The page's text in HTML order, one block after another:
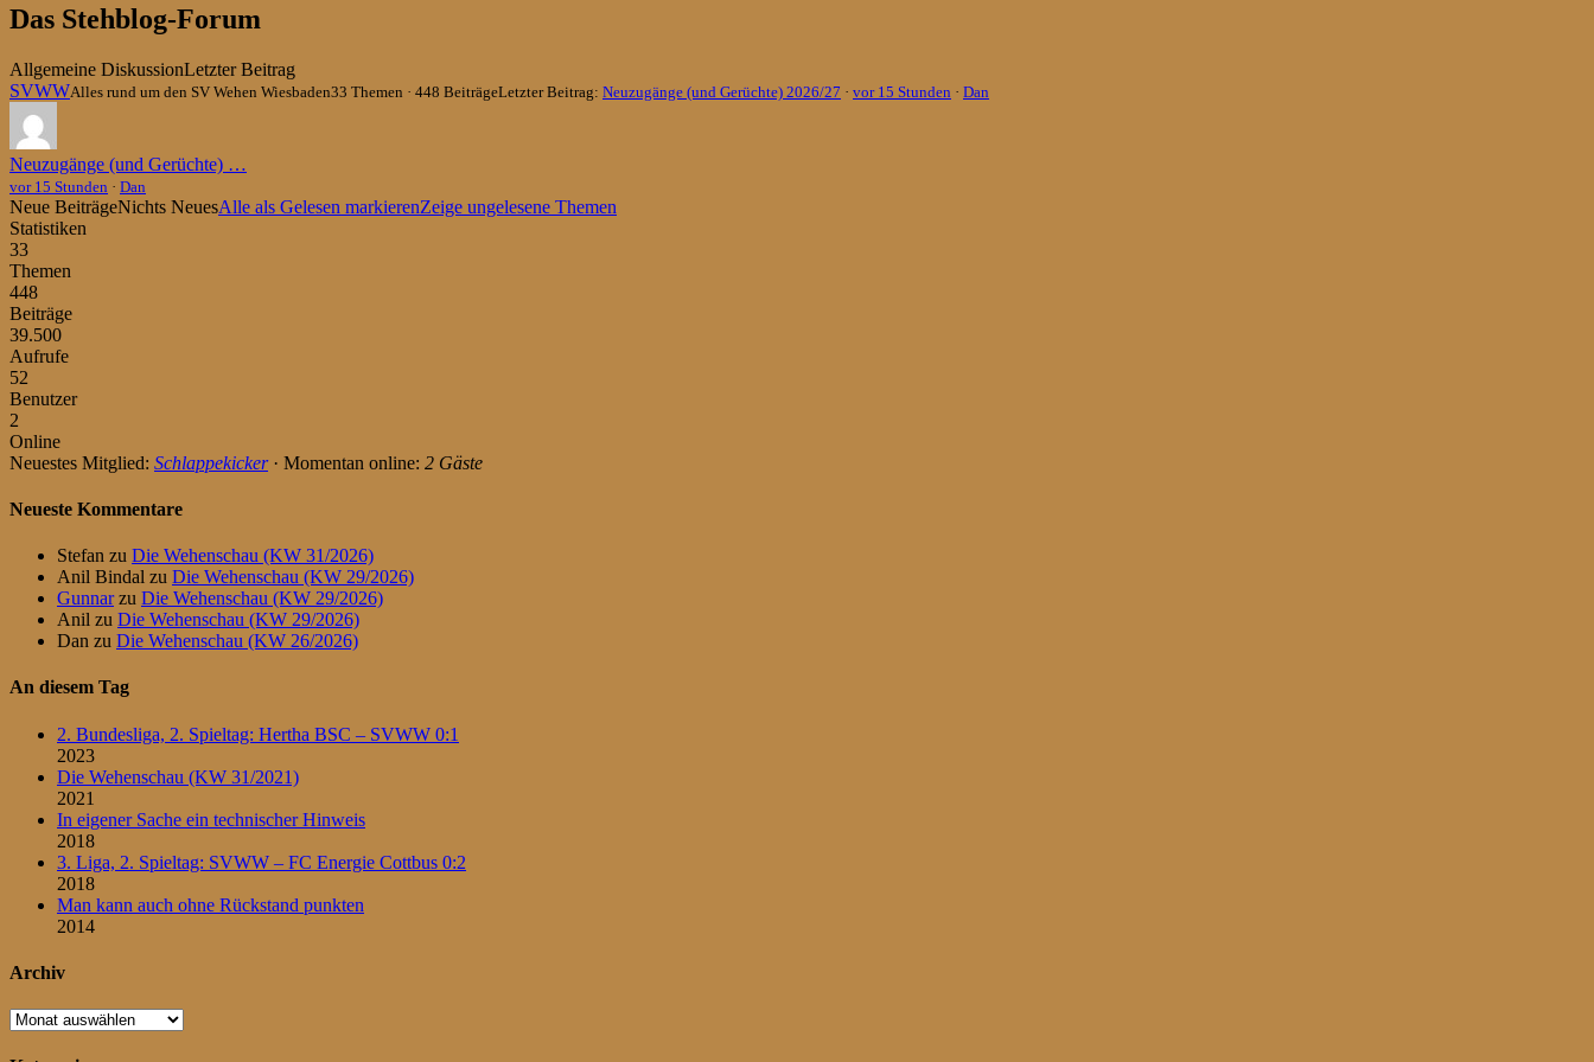
Du
bist
Das Stehblog-Forum
Allgemeine DiskussionLetzter Beitrag
SVWWAlles rund um den SV Wehen Wiesbaden33 Themen · 448 BeiträgeLetzter Beitrag: Neuzugänge (und Gerüchte) 2026/27 · vor 15 Stunden · Dan
Neuzugänge (und Gerüchte) …
vor 15 Stunden · Dan
Neue BeiträgeNichts NeuesAlle als Gelesen markierenZeige ungelesene Themen
Statistiken
33
Themen
448
Beiträge
39.500
Aufrufe
52
Benutzer
2
Online
Neuestes Mitglied: Schlappekicker· Momentan online: 2 Gäste
Neueste Kommentare
Stefan zu Die Wehenschau (KW 31/2026)
Anil Bindal zu Die Wehenschau (KW 29/2026)
Gunnarzu Die Wehenschau (KW 29/2026)
Anil zu Die Wehenschau (KW 29/2026)
Dan zu Die Wehenschau (KW 26/2026)
An diesem Tag
2. Bundesliga, 2. Spieltag: Hertha BSC – SVWW 0:1
2023
Die Wehenschau (KW 31/2021)
2021
In eigener Sache ein technischer Hinweis
2018
3. Liga, 2. Spieltag: SVWW – FC Energie Cottbus 0:2
2018
Man kann auch ohne Rückstand punkten
2014
Archiv
Archiv